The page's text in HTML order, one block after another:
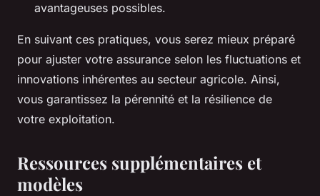
avantageuses possibles.
En suivant ces pratiques, vous serez mieux préparé
pour ajuster votre assurance selon les fluctuations et
innovations inhérentes au secteur agricole. Ainsi,
vous garantissez la pérennité et la résilience de
votre exploitation.
Ressources supplémentaires et
modèles